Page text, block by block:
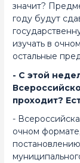
значит?
году будут
изучать в
остальные
- С этой
проходит?
-
очном